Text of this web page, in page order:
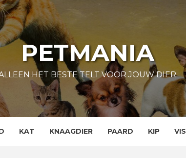
PETMANIA
HET BESTE TELT VOOR JOUW DIER
KAT KNAAGDIER PAARD KIP VIS